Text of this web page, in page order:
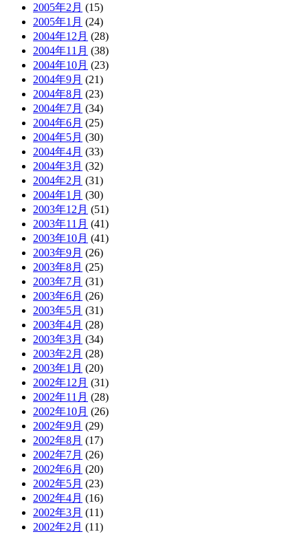
2005年2月 (15)
2005年1月 (24)
2004年12月 (28)
2004年11月 (38)
2004年10月 (23)
2004年9月 (21)
2004年8月 (23)
2004年7月 (34)
2004年6月 (25)
2004年5月 (30)
2004年4月 (33)
2004年3月 (32)
2004年2月 (31)
2004年1月 (30)
2003年12月 (51)
2003年11月 (41)
2003年10月 (41)
2003年9月 (26)
2003年8月 (25)
2003年7月 (31)
2003年6月 (26)
2003年5月 (31)
2003年4月 (28)
2003年3月 (34)
2003年2月 (28)
2003年1月 (20)
2002年12月 (31)
2002年11月 (28)
2002年10月 (26)
2002年9月 (29)
2002年8月 (17)
2002年7月 (26)
2002年6月 (20)
2002年5月 (23)
2002年4月 (16)
2002年3月 (11)
2002年2月 (11)